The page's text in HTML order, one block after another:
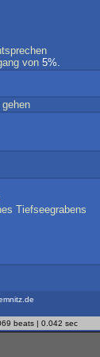
von 5%.
gehen
Tiefseegrabens
beats | 0.042 sec